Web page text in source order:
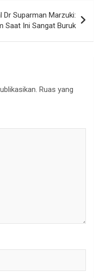
Suparman Marzuki:
Saat Ini Sangat Buruk
Ruas yang